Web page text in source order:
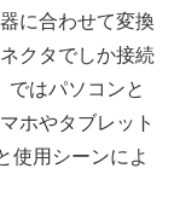
に合わせて変換
クタでしか接続
はパソコンと
ホやタブレット
使用シーンによ